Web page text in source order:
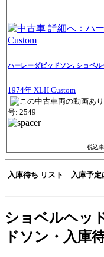
ハーレーダビッドソン. ショベル
1974年 XLH Custom
号: 2549
税込
入庫待ち リスト 入庫予定
ショベルヘッ
ドソン・入庫